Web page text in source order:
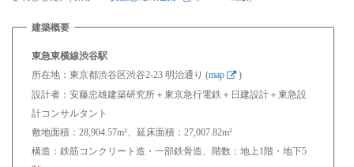
東急東横線渋谷駅
所在地：東京都渋谷区渋谷2-23 明治通り (map
)
設計者：安藤忠雄建築研究所＋東京急行電鉄＋日建設計＋東急設
計コンサルタント
敷地面積：28,904.57m²、延床面積：27,007.82m²
構造：鉄筋コンクリート造・一部鉄骨造、階数：地上1階・地下5